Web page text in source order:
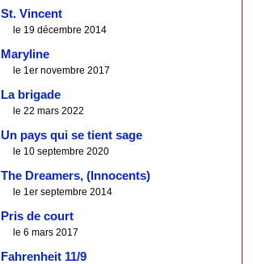
St. Vincent
le 19 décembre 2014
Maryline
le 1er novembre 2017
La brigade
le 22 mars 2022
Un pays qui se tient sage
le 10 septembre 2020
The Dreamers, (Innocents)
le 1er septembre 2014
Pris de court
le 6 mars 2017
Fahrenheit 11/9